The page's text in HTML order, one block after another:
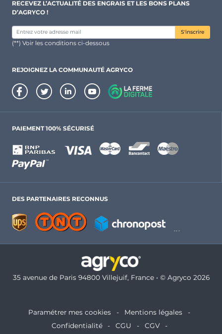
RECEVEZ L’ACTUALITÉ DES ENGRAIS ET LES BONS PLANS
D’AGRYCO !
S'inscrire
(**) Voir les conditions ci-dessous
REJOIGNEZ LA COMMUNAUTÉ AGRYCO
PAIEMENT 100% SÉCURISÉ
DES PARTENAIRES RECONNUS
35 avenue de Paris 94800 Villejuif, France • © Agryco 2026
Paramétrer mes cookies
Mentions légales
Confidentialité
CGU
CGV